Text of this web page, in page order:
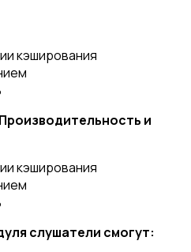
кэширования
и
кэширования
слушатели смогут: